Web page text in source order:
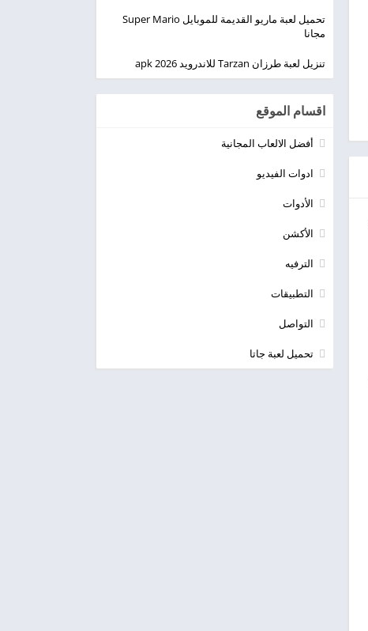
تحميل لعبة ماريو القديمة للموبايل Super Mario
مجانا
تنزيل لعبة طرزان Tarzan للاندرويد apk 2026
اقسام الموقع
أفضل الالعاب المجانية
ادوات الفيديو
الأدوات
الأكشن
الترفيه
التطبيقات
التواصل
تحميل لعبة جاتا